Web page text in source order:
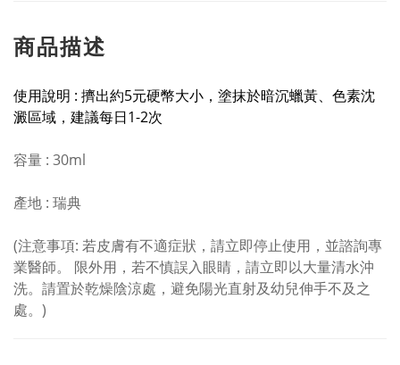
商品描述
使用說明 : 擠出約5元硬幣大小，塗抹於暗沉蠟黃、色素沈
澱區域，建議每日1-2次
容量 : 30ml
產地 : 瑞典
(注意事項: 若皮膚有不適症狀，請立即停止使用，並諮詢專
業醫師。 限外用，若不慎誤入眼睛，請立即以大量清水沖
洗。請置於乾燥陰涼處，避免陽光直射及幼兒伸手不及之
處。)